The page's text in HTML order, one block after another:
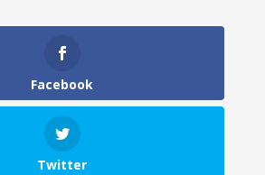
Facebook
Twitter